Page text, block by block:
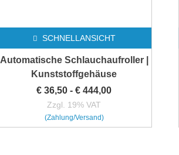
SCHNELLANSICHT
Automatische Schlauchaufroller |
Kunststoffgehäuse
€ 36,50 -€ 444,00
Zzgl. 19% VAT
(Zahlung/Versand)